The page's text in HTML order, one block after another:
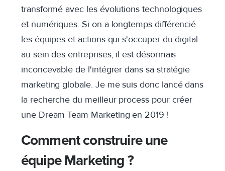
transformé avec les évolutions technologiques
et numériques. Si on a longtemps différencié
les équipes et actions qui s'occuper du digital
au sein des entreprises, il est désormais
inconcevable de l'intégrer dans sa stratégie
marketing globale. Je me suis donc lancé dans
la recherche du meilleur process pour créer
une Dream Team Marketing en 2019 !
Comment construire une
équipe Marketing ?